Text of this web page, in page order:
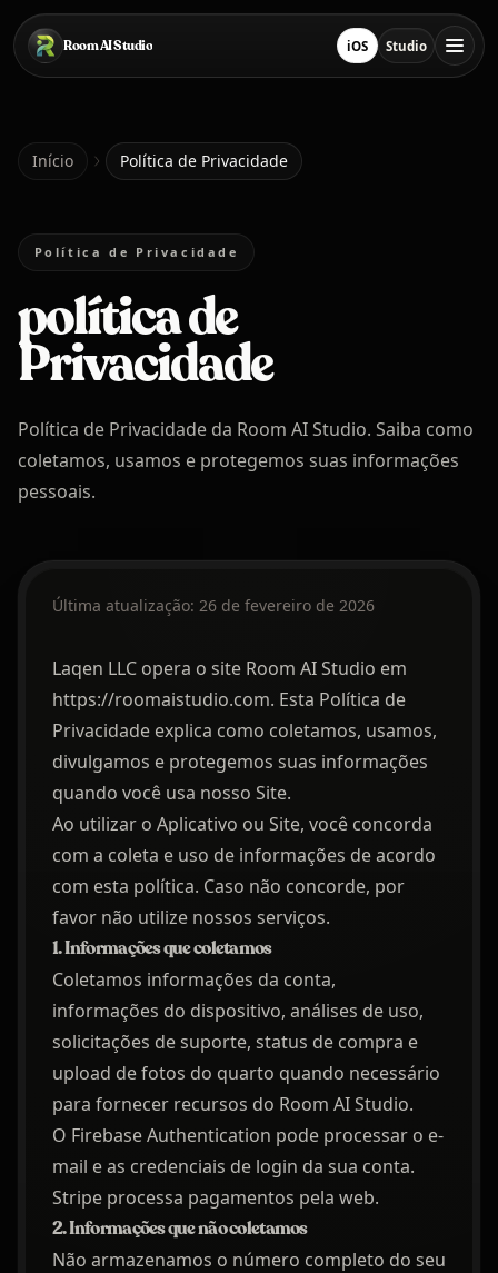
Pular para o conteúdo principal
Room AI Studio
Início iOSBaixar na App Store
StudioAbrir Studio
Room AI Studio
Idioma
Português
Início Política de Privacidade
Política de Privacidade
política de
Privacidade
Política de Privacidade da Room AI Studio. Saiba como
coletamos, usamos e protegemos suas informações
pessoais.
Última atualização: 26 de fevereiro de 2026
Laqen LLC opera o site Room AI Studio em
https://roomaistudio.com. Esta Política de
Privacidade explica como coletamos, usamos,
divulgamos e protegemos suas informações
quando você usa nosso Site.
Ao utilizar o Aplicativo ou Site, você concorda
com a coleta e uso de informações de acordo
com esta política. Caso não concorde, por
favor não utilize nossos serviços.
1. Informações que coletamos
Coletamos informações da conta,
informações do dispositivo, análises de uso,
solicitações de suporte, status de compra e
upload de fotos do quarto quando necessário
para fornecer recursos do Room AI Studio.
O Firebase Authentication pode processar o e-
mail e as credenciais de login da sua conta.
Stripe processa pagamentos pela web.
2. Informações que não coletamos
Não armazenamos o número completo do seu